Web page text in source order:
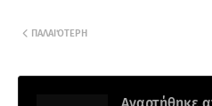
ΠΑΛΑΙΌΤΕΡΗ